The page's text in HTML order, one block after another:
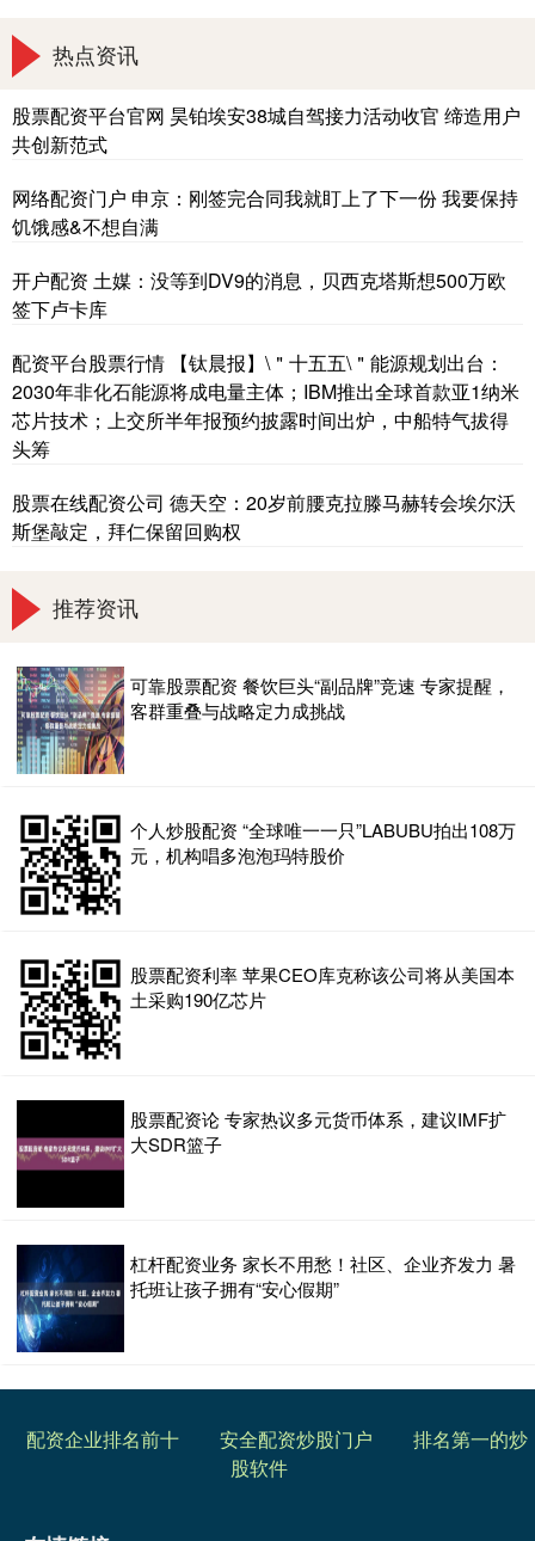
热点资讯
股票配资平台官网 昊铂埃安38城自驾接力活动收官 缔造用户
共创新范式
网络配资门户 申京：刚签完合同我就盯上了下一份 我要保持
饥饿感&不想自满
开户配资 土媒：没等到DV9的消息，贝西克塔斯想500万欧
签下卢卡库
配资平台股票行情 【钛晨报】\＂十五五\＂能源规划出台：
2030年非化石能源将成电量主体；IBM推出全球首款亚1纳米
芯片技术；上交所半年报预约披露时间出炉，中船特气拔得
头筹
股票在线配资公司 德天空：20岁前腰克拉滕马赫转会埃尔沃
斯堡敲定，拜仁保留回购权
推荐资讯
可靠股票配资 餐饮巨头“副品牌”竞速 专家提醒，
客群重叠与战略定力成挑战
个人炒股配资 “全球唯一一只”LABUBU拍出108万
元，机构唱多泡泡玛特股价
股票配资利率 苹果CEO库克称该公司将从美国本
土采购190亿芯片
股票配资论 专家热议多元货币体系，建议IMF扩
大SDR篮子
杠杆配资业务 家长不用愁！社区、企业齐发力 暑
托班让孩子拥有“安心假期”
配资企业排名前十 安全配资炒股门户
排名第一的炒
股软件